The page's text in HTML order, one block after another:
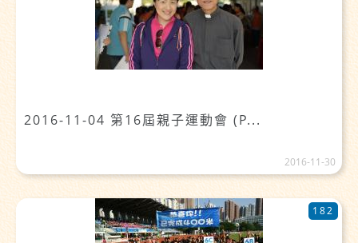
2016-11-04 第16屆親子運動會 (P...
2016-11-30
182